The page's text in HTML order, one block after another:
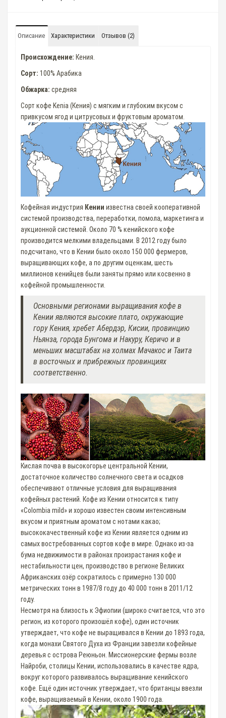
Описание Характеристики Отзывов (2)
Происхождение: Кения.
Сорт: 100% Арабика
Обжарка: средняя
Сорт кофе Kenia (Кения) с мягким и глубоким вкусом с
привкусом ягод и цитрусовых и фруктовым ароматом.
Кофейная индустрия Кении известна своей кооперативной
системой производства, переработки, помола, маркетинга и
аукционной системой. Около 70 % кенийского кофе
производится мелкими владельцами. В 2012 году было
подсчитано, что в Кении было около 150 000 фермеров,
выращивающих кофе, а по другим оценкам, шесть
миллионов кенийцев были заняты прямо или косвенно в
кофейной промышленности.
Основными регионами выращивания кофе в
Кении являются высокие плато, окружающие
гору Кения, хребет Абердэр, Кисии, провинцию
Ньянза, города Бунгома и Накуру, Керичо и в
меньших масштабах на холмах Мачакос и Таита
в восточных и прибрежных провинциях
соответственно.
Кислая почва в высокогорье центральной Кении,
достаточное количество солнечного света и осадков
обеспечивают отличные условия для выращивания
кофейных растений. Кофе из Кении относится к типу
«Colombia mild» и хорошо известен своим интенсивным
вкусом и приятным ароматом с нотами какао;
высококачественный кофе из Кении является одним из
самых востребованных сортов кофе в мире. Однако из-за
бума недвижимости в районах произрастания кофе и
нестабильности цен, производство в регионе Великих
Африканских озёр сократилось с примерно 130 000
метрических тонн в 1987/8 году до 40 000 тонн в 2011/12
году.
Несмотря на близость к Эфиопии (широко считается, что это
регион, из которого произошёл кофе), один источник
утверждает, что кофе не выращивался в Кении до 1893 года,
когда монахи Святого Духа из Франции завезли кофейные
деревья с острова Реюньон. Миссионерские фермы возле
Найроби, столицы Кении, использовались в качестве ядра,
вокруг которого развивалось выращивание кенийского
кофе. Ещё один источник утверждает, что британцы ввезли
кофе, выращиваемый в Кении, около 1900 года.